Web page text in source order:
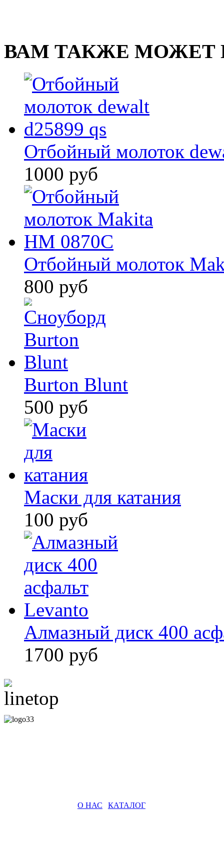
ВАМ ТАКЖЕ МОЖЕТ
Отбойный молоток
1000 руб
Отбойный молоток
800 руб
Burton Blunt
500 руб
Маски для катания
100 руб
Алмазный диск 400
1700 руб
О НАС КАТАЛОГ